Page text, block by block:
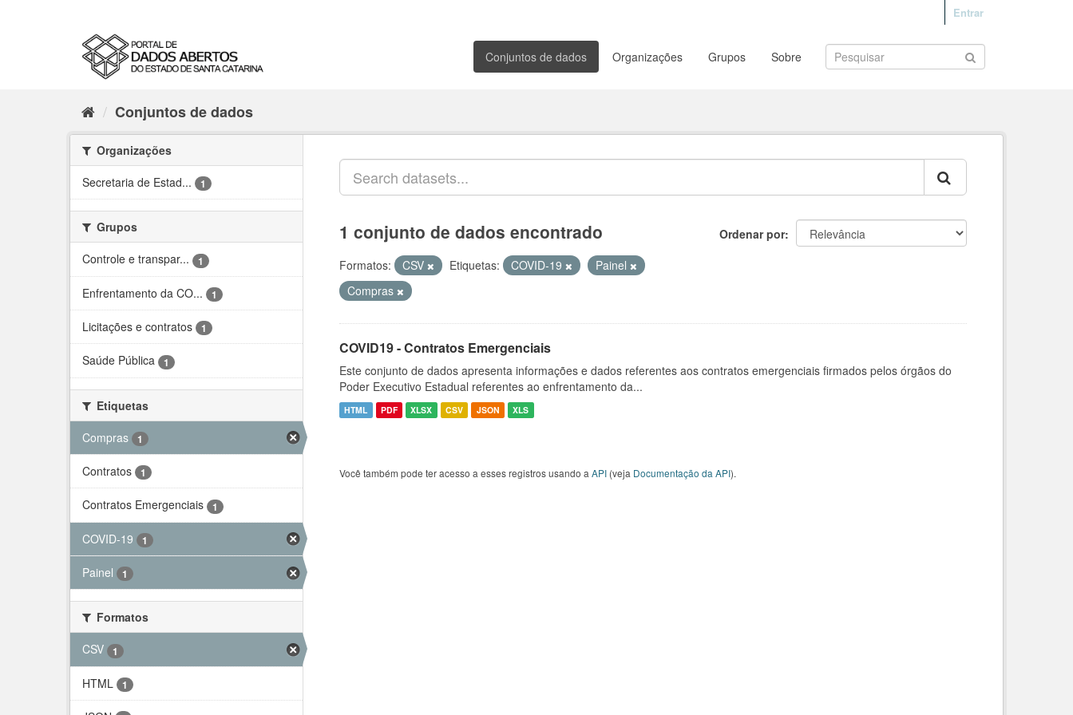
Entrar
Conjuntos de dados Organizações Grupos Sobre
Conjuntos de dados
Organizações
Secretaria de Estad...
1
Grupos
Controle e transpar...
1
Enfrentamento da CO... 1
Licitações e contratos 1
Saúde Pública 1
Etiquetas
Compras
1
Contratos 1
Contratos Emergenciais 1
COVID-19 1
Painel 1
Formatos
CSV
1
HTML 1
Ordenar por
1 conjunto de dados encontrado
Formatos: CSV Etiquetas: COVID-19
Painel
Compras
COVID19 - Contratos Emergenciais
Este conjunto de dados apresenta informações e dados referentes aos contratos emergenciais firmados pelos órgãos do
Poder Executivo Estadual referentes ao enfrentamento da...
HTML PDF XLSX CSV JSON XLS
Você também pode ter acesso a esses registros usando a API (veja Documentação da API).